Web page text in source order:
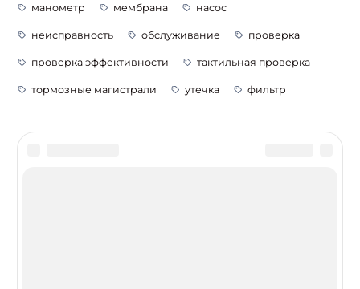
манометр мембрана насос
неисправность обслуживание проверка
проверка эффективности тактильная проверка
тормозные магистрали утечка фильтр